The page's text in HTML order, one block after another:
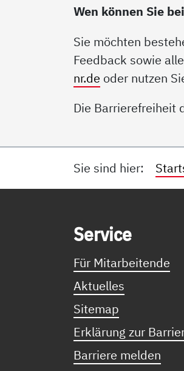
Wen können Sie
Sie möchten
Feedback sowie
nr.de oder nutzen
Die Barrierefreiheit
Sie sind hier:
Ser­vice
Für Mitarbeitende
Aktuelles
Sitemap
Erklärung zur
Barriere melden